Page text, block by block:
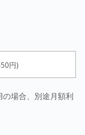
円)
場合、別途月額利